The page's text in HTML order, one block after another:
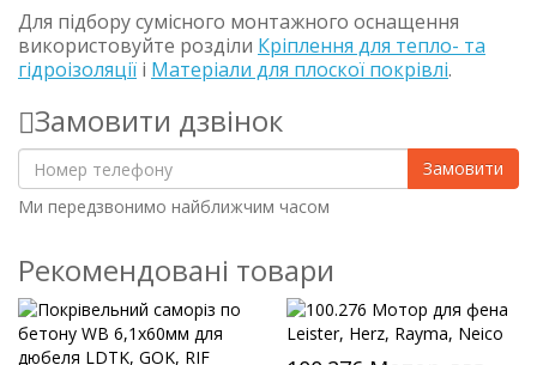
Для підбору сумісного монтажного оснащення
використовуйте розділи Кріплення для тепло- та
гідроізоляції і Матеріали для плоскої покрівлі.
Замовити дзвінок
Замовити
Ми передзвонимо найближчим часом
Рекомендовані товари